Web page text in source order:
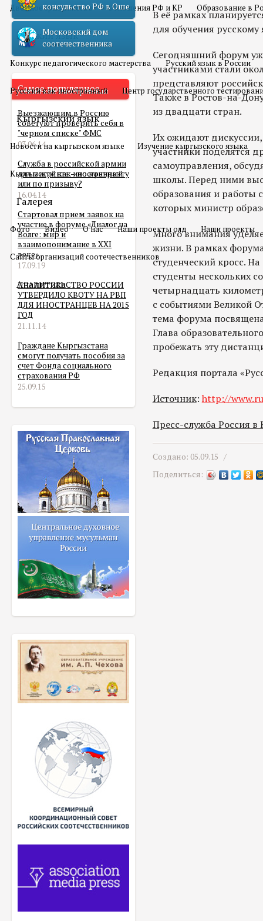
Двойное гражданство Отношения РФ и КР Образование в
Русский язык
Конкурс педагогического мастерства Русский язык в России
Русский как иностранный Центр государственного
Кыргызский язык
Новости на кыргызском языке Изучение кыргызского языка
Кыргызский как иностранный
Галерея
Фото Видео О нас Наши проекты олд Наши проекты
Сайты организаций соотечественников
Аналитика
консульство РФ в Оше
Московский дом
соотечественника
Самое популярное
Выезжающим в Россию
советуют проверить себя в
"черном списке" ФМС
03.06.14
Служба в российской армии
для мигранта – по контракту
или по призыву?
16.04.14
Стартовал прием заявок на
участие в форуме «Диалог на
Волге: мир и
взаимопонимание в XXI
веке»
17.09.19
ПРАВИТЕЛЬСТВО РОССИИ
УТВЕРДИЛО КВОТУ НА РВП
ДЛЯ ИНОСТРАНЦЕВ НА 2015
ГОД
21.11.14
Граждане Кыргызстана
смогут получать пособия за
счет Фонда социального
страхования РФ
25.09.15
В её рамках
для обучения
Сегодняшний форум
участниками стали
представляют
Также в Ростов-на-
из двадцати стран.
Их ожидают дискуссии,
участники поделятся
самоуправления,
школы. Перед ними
образования и работы
которых министр
Много внимания
жизни. В рамках
студенческий кросс.
студенты нескольких
четырнадцать
с событиями Великой
тема форума
Глава
пробежать эту
Редакция портала
Источник: http://
Пресс-служба Россия в
Создано: 05.09.15 /
Поделиться: